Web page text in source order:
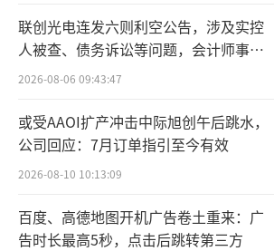
人事之变
阿里“1+6+N”变革奠定
从达摩院分拆出来的通义实验
细始末见下篇）。通义实验室
靖人，下属有自然语言智能实
实验室等，包含了通义千问、
听悟等产品。
联创光电连发六则利空公告，涉及实控
人被查、债务诉讼等问题，会计师事务
所曾出具“保留意见”
2026-08-06 09:43:47
或受AAOI扩产冲击中际旭创午后跳水，
公司回应：7月订单指引至今有效
2026-08-10 10:13:09
百度、高德地图开机广告卷土重来：广
告时长最高5秒，点击后跳转第三方